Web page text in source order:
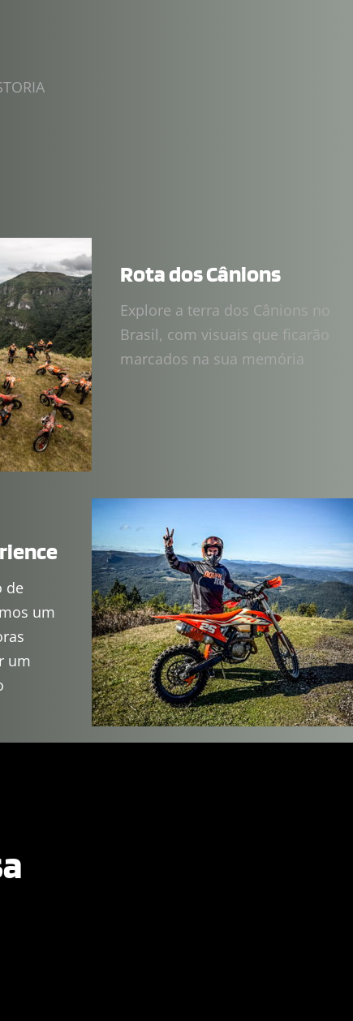
Rota dos Cânions
Explore a terra dos Cânions no
Brasil, com visuais que ficarão
marcados na sua memória
de
um
um